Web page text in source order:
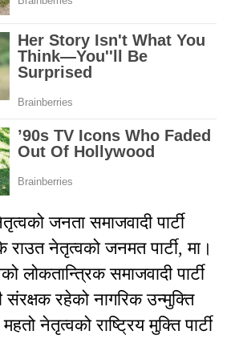
जनता समाजवादी पार्टी
राउत नेतृत्वको जनमत पार्टी, मा।
लोकतान्त्रिक समाजवादी पार्टी
रहेको नागरिक उन्मुक्ति
नेतृत्वको राष्ट्रिय मुक्ति पार्टी